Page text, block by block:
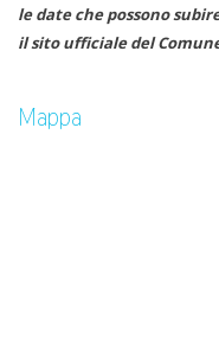
le date che possono
il sito ufficiale del
Mappa